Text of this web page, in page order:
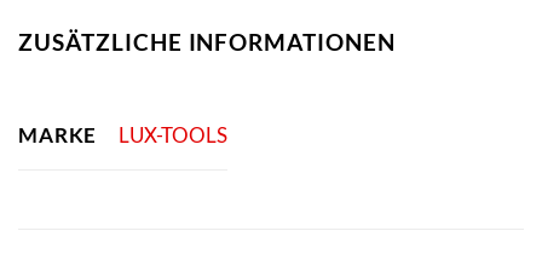
ZUSÄTZLICHE INFORMATIONEN
MARKE LUX-TOOLS